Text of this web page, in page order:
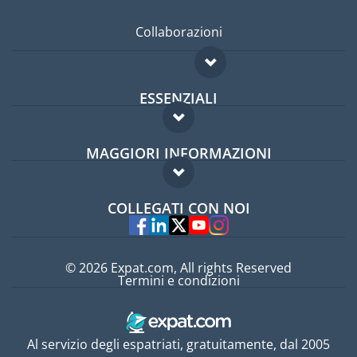
Collaborazioni
ESSENZIALI
Forum per expat
Guida per expat
MAGGIORI INFORMAZIONI
Domande frequenti
Esperti
COLLEGATI CON NOI
Al servizio degli espatriati, gratuitamente, dal 2005
© 2026 Expat.com, All rights Reserved
Termini e condizioni